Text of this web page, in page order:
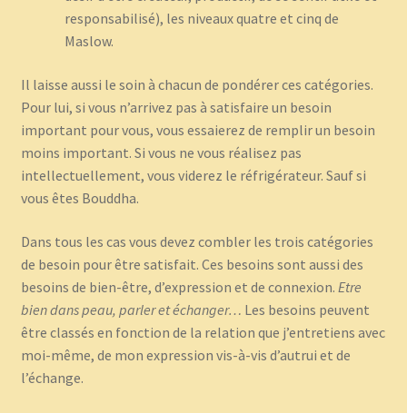
responsabilisé), les niveaux quatre et cinq de
Maslow.
Il laisse aussi le soin à chacun de pondérer ces catégories.
Pour lui, si vous n’arrivez pas à satisfaire un besoin
important pour vous, vous essaierez de remplir un besoin
moins important. Si vous ne vous réalisez pas
intellectuellement, vous viderez le réfrigérateur. Sauf si
vous êtes Bouddha.
Dans tous les cas vous devez combler les trois catégories
de besoin pour être satisfait. Ces besoins sont aussi des
besoins de bien-être, d’expression et de connexion. Etre
bien dans peau, parler et échanger… Les besoins peuvent
être classés en fonction de la relation que j’entretiens avec
moi-même, de mon expression vis-à-vis d’autrui et de
l’échange.